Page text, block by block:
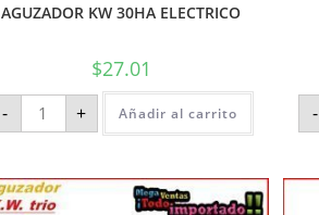
AGUZADOR KW 30HA ELECTRICO
$27.01
- + Añadir al carrito -